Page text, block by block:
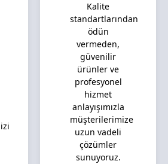
Kalite
standartlarından
ödün
vermeden,
güvenilir
ürünler ve
profesyonel
hizmet
anlayışımızla
müşterilerimize
uzun vadeli
çözümler
sunuyoruz.